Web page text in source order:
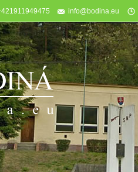
info@bodina.eu